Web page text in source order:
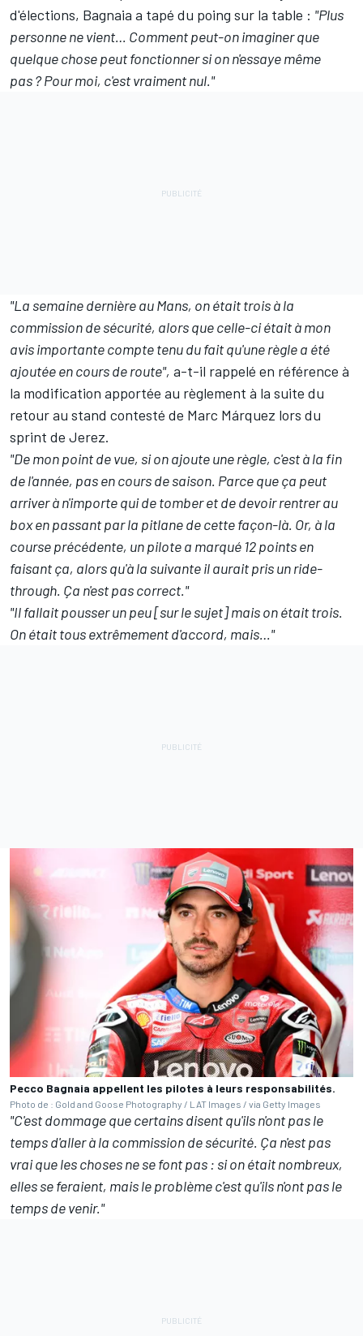
d'élections, Bagnaia a tapé du poing sur la table : "Plus
personne ne vient… Comment peut-on imaginer que
quelque chose peut fonctionner si on n'essaye même
pas?Pour moi, c'est vraiment nul."
"La semaine dernière au Mans, on était trois à la
commission de sécurité, alors que celle-ci était à mon
avis importante compte tenu du fait qu'une règle a été
ajoutée en cours de route", a-t-il rappelé en référence à
la modification apportée au règlement à la suite du
retour au stand contesté de Marc Márquez lors du
sprint de Jerez.
"De mon point de vue, si on ajoute une règle, c'est à la fin
de l'année, pas en cours de saison. Parce que ça peut
arriver à n'importe qui de tomber et de devoir rentrer au
box en passant par la pitlane de cette façon-là. Or, à la
course précédente, un pilote a marqué 12 points en
faisant ça, alors qu'à la suivante il aurait pris un ride-
through. Ça n'est pas correct."
"Il fallait pousser un peu [sur le sujet] mais on était trois.
On était tous extrêmement d'accord, mais…"
Pecco Bagnaia appellent les pilotes à leurs responsabilités.
Photo de : Gold and Goose Photography / LAT Images / via Getty Images
"C'est dommage que certains disent qu'ils n'ont pas le
temps d'aller à la commission de sécurité. Ça n'est pas
vrai que les choses ne se font pas : si on était nombreux,
elles se feraient, mais le problème c'est qu'ils n'ont pas le
temps de venir."